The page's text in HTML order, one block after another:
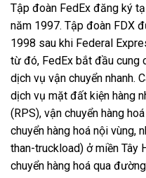
Tập đoàn FedEx đăng ký
năm 1997. Tập đoàn FDX
1998 sau khi Federal
từ đó, FedEx bắt đầu cung
dịch vụ vận chuyển nhanh.
dịch vụ mặt đất kiện hàng
(RPS), vận chuyển hàng
chuyển hàng hoá nội vùng,
than-truckload) ở miền Tây
chuyển hàng hoá qua